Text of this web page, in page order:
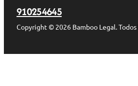
910254645
Copyright © 2026 Bamboo Legal.